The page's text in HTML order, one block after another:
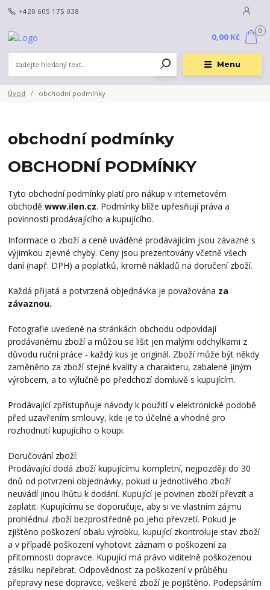
Menu
+420 605 175 038
0
0,00 Kč
Úvod obchodní podmínky
obchodní podmínky
OBCHODNÍ PODMÍNKY
Tyto obchodní podmínky platí pro nákup v internetovém
obchoděwww.ilen.cz. Podmínky blíže upřesňují práva a
povinnosti prodávajícího a kupujícího.
Informace o zboží a ceně uváděné prodávajícím jsou závazné s
výjimkou zjevné chyby. Ceny jsou prezentovány včetně všech
daní (např. DPH) a poplatků, kromě nákladů na doručení zboží.
Každá přijatá a potvrzená objednávka je považována za
závaznou.
Fotografie uvedené na stránkách obchodu odpovídají
prodávanému zboží a můžou se lišit jen malými odchylkami z
důvodu ruční práce - každý kus je originál. Zboží může být někdy
zaměněno za zboží stejné kvality a charakteru, zabalené jiným
výrobcem, a to výlučně po předchozí domluvě s kupujícím.
Prodávající zpřístupňuje návody k použití v elektronické podobě
před uzavřením smlouvy, kde je to účelné a vhodné pro
rozhodnutí kupujícího o koupi.
Doručování zboží:
Prodávající dodá zboží kupujícímu kompletní, nejpozději do 30
dnů od potvrzení objednávky, pokud u jednotlivého zboží
neuvádí jinou lhůtu k dodání. Kupující je povinen zboží převzít a
zaplatit. Kupujícímu se doporučuje, aby si ve vlastním zájmu
prohlédnul zboží bezprostředně po jeho převzetí. Pokud je
zjištěno poškození obalu výrobku, kupující zkontroluje stav zboží
a v případě poškození vyhotovit záznam o poškození za
přítomnosti dopravce. Kupující má právo viditelně poškozenou
zásilku nepřebrat. Odpovědnost za poškození v průběhu
přepravy nese dopravce, veškeré zboží je pojištěno. Podepsáním